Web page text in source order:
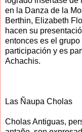
en la Danza de la
Berthin, Elizabeth
hacen su
entonces es el
participación y es
Achachis.
Las Ñaupa Cholas
Cholas Antiguas,